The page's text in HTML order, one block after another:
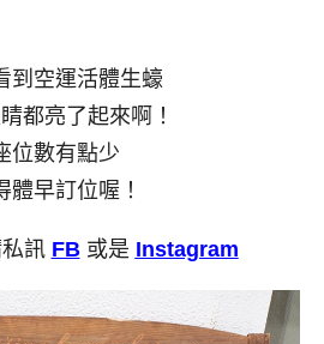
到空運活體生蠔
都亮了起來啊！
位數有點少
體早訂位喔！
訊 FB或是 Instagram